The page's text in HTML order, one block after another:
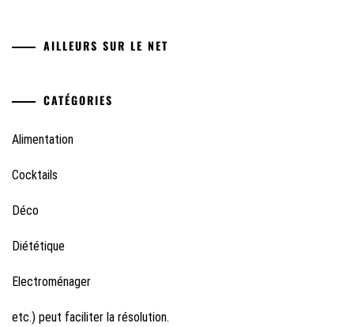
AILLEURS SUR LE NET
CATÉGORIES
Alimentation
Cocktails
Déco
Diététique
Electroménager
etc.) peut faciliter la résolution.